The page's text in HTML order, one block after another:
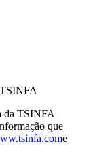
da TSINFA
que
e